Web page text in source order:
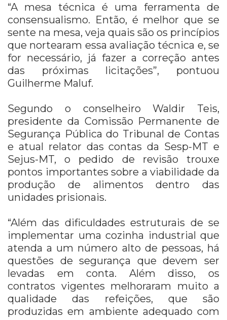
“A mesa técnica é uma ferramenta de
consensualismo. Então, é melhor que se
sente na mesa, veja quais são os princípios
que nortearam essa avaliação técnica e, se
for necessário, já fazer a correção antes
das próximas licitações”, pontuou
Guilherme Maluf.
Segundo o conselheiro Waldir Teis,
presidente da Comissão Permanente de
Segurança Pública do Tribunal de Contas
e atual relator das contas da Sesp-MT e
Sejus-MT, o pedido de revisão trouxe
pontos importantes sobre a viabilidade da
produção de alimentos dentro das
unidades prisionais.
“Além das dificuldades estruturais de se
implementar uma cozinha industrial que
atenda a um número alto de pessoas, há
questões de segurança que devem ser
levadas em conta. Além disso, os
contratos vigentes melhoraram muito a
qualidade das refeições, que são
produzidas em ambiente adequado com